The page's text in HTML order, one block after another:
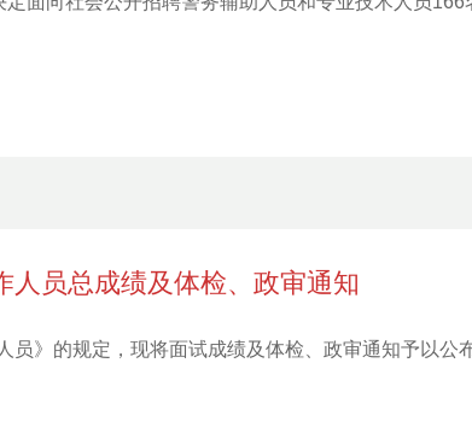
人员总成绩及体检、政审通知
》的规定，现将面试成绩及体检、政审通知予以公布